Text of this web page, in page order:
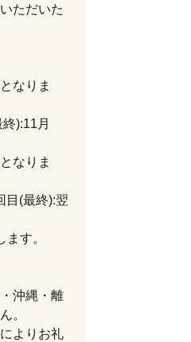
ただいた
なりま
):11月
なりま
目(最終):翌
す。
沖縄・離
。
よりお礼